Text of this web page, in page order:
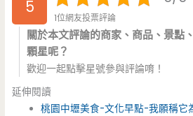
5
1位網友投票評論
關於本文評論的商家、商品、景點
顆星呢？
歡迎一起點擊星號參與評論唷！
延伸閱讀
桃園中壢美食-文化早點-我願稱它